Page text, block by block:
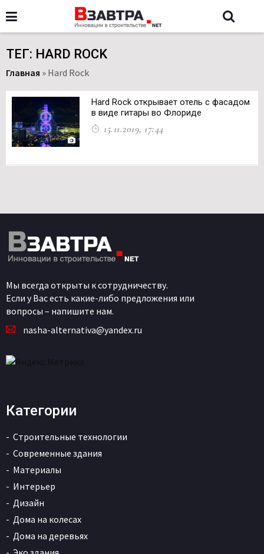
ТЕГ: HARD ROCK
Главная » Hard Rock
Hard Rock открывает отель с фасадом
в виде гитары во Флориде
15.11.2019, 17:44
Мы всегда открыты к сотрудничеству.
Если у Вас есть какие-либо предложения или
вопросы – напишите нам.
nasha-alternativa@yandex.ru
Категории
Строительные технологии
Современные здания
Материалы
Интерьер
Дизайн
Дома на колесах
Дома на деревьях